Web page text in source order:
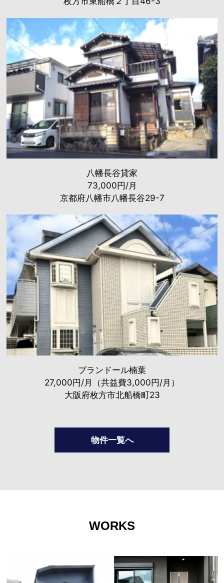
八幡長谷貸家
73,000円/月
京都府八幡市八幡長谷29-7
プランドール楠葉
27,000円/月（共益費3,000円/月）
大阪府枚方市北船橋町23
物件一覧へ
WORKS